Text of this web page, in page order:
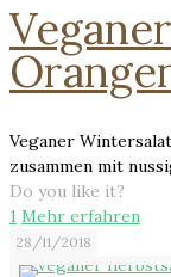
Veganer
zusammen mit
Do you like it?
1 Mehr erfahren
28/11/2018